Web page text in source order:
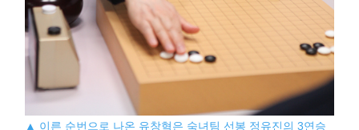
▲ 이른 순번으로 나온 유창혁은 숙녀팀 선봉 정유진의 3연승